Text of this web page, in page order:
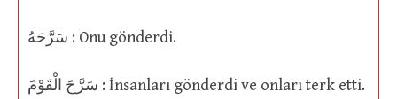
سَرَّحَهُ : Onu gönderdi.
سَرَّحَ الْقَوْمَ : İnsanları gönderdi ve onları terk etti.